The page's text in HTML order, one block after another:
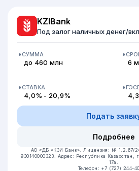
KZIBank
Под залог наличных денег/
СУММА
до 460 млн 6
СТАВКА
4,0% - 20,9%
Подать
Подробнее
АО «ДБ «КЗИ Банк». Лицензия: № 1.2.67/
930140000323. Адрес: Республика Казахстан,
17а.
Телефон: +7 (727) 244-